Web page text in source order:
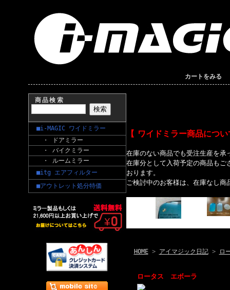
カートをみる
商品検索
■i-MAGIC ワイドミラー
・ ドアミラー
・ バイクミラー
・ ルームミラー
■itg エアフィルター
■アウトレット処分特価
【 ワイドミラー商品につ
在庫のない商品でも受注生産を承
在庫分として入荷予定の商品もご
おります。
ご検討中のお客様は、在庫なし
HOME> アイマジック日記> ロ
ロータス エボーラ